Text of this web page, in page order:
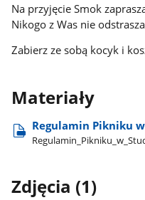
Na przyjęcie Smok
Nikogo z Was nie
Zabierz ze sobą kocyk i
Materiały
Regulamin Pikniku
Zdjęcia (1)